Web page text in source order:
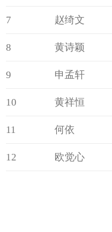
7 赵绮文
8 黄诗颖
9 申孟轩
10 黄祥恒
11 何依
12 欧觉心